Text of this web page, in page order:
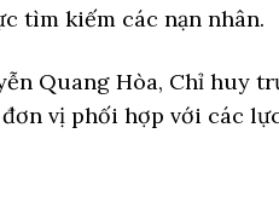
tìm kiếm các nạn nhân.
Quang Hòa, Chỉ huy
vị phối hợp với các